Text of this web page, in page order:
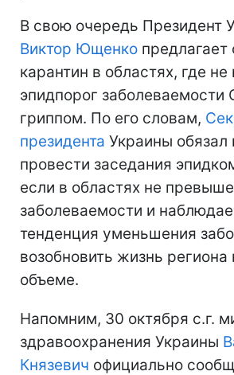
В свою очередь Президент
Виктор Ющенко предлагает
карантин в областях, где
эпидпорог заболеваемости
гриппом. По его словам,
президента Украины обязал
провести заседания
если в областях не
заболеваемости и
тенденция уменьшения
возобновить жизнь региона
объеме.
Напомним, 30 октября с.г.
здравоохранения Украины
Князевич официально